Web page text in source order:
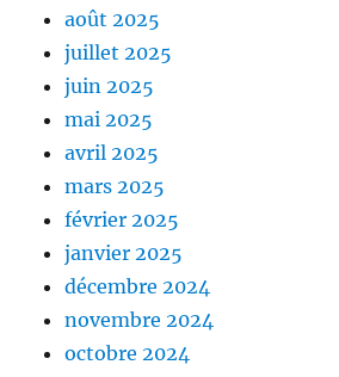
août 2025
juillet 2025
juin 2025
mai 2025
avril 2025
mars 2025
février 2025
janvier 2025
décembre 2024
novembre 2024
octobre 2024